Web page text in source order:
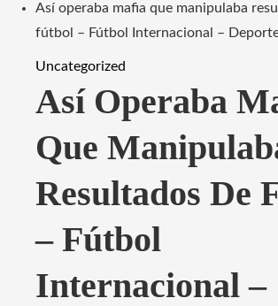
Así operaba mafia que manipulaba
fútbol – Fútbol Internacional –
Uncategorized
Así Operaba
Que
Resultados De
– Fútbol
Internacional –